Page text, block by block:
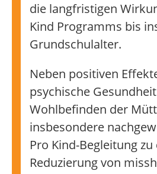
die langfristigen
Kind Programms bis
Grundschulalter.
Neben positiven
psychische
Wohlbefinden der
insbesondere
Pro Kind-Begleitung zu
Reduzierung von